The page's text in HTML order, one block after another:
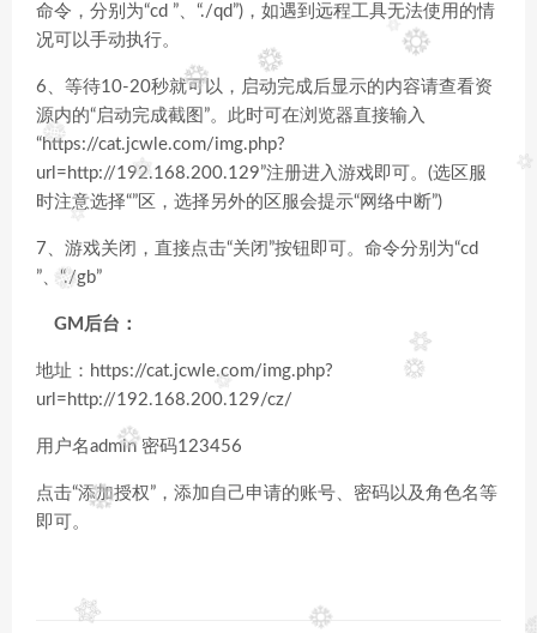
命令，分别为“cd ”、“./qd”)，如遇到远程工具无法使用的情
况可以手动执行。
6、等待10-20秒就可以，启动完成后显示的内容请查看资
源内的“启动完成截图”。此时可在浏览器直接输入
“https://cat.jcwle.com/img.php?
url=http://192.168.200.129”注册进入游戏即可。(选区服
时注意选择“”区，选择另外的区服会提示“网络中断”)
7、游戏关闭，直接点击“关闭”按钮即可。命令分别为“cd
”、“./gb”
GM后台：
地址：https://cat.jcwle.com/img.php?
url=http://192.168.200.129/cz/
用户名admin 密码123456
点击“添加授权”，添加自己申请的账号、密码以及角色名等
即可。